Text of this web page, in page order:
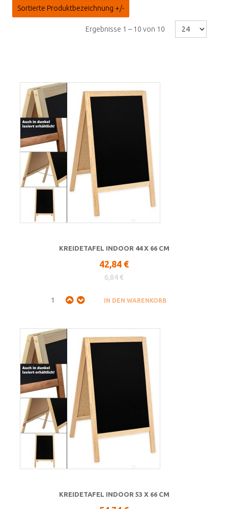
Sortierte Produktbezeichnung +/-
Ergebnisse 1 – 10 von 10
KREIDETAFEL INDOOR 44 X 66 CM
42,84 €
6,84 €
KREIDETAFEL INDOOR 53 X 66 CM